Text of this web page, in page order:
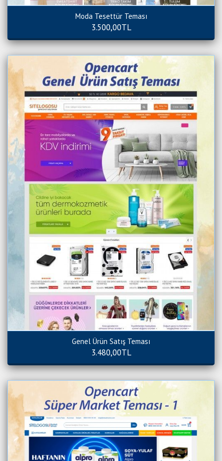
Moda Tesettür Teması
3.500,00TL
Genel Ürün Satış Teması
3.480,00TL